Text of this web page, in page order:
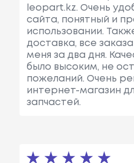
leopart.kz. Очень
сайта, понятный и
использовании.
доставка, все
меня за два дня.
было высоким, не
пожеланий. Очень
интернет-магазин
запчастей.